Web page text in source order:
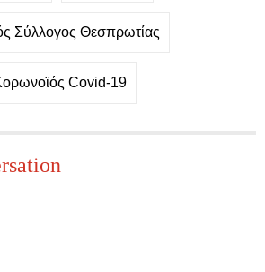
Σύλλογος Θεσπρωτίας
Covid-19